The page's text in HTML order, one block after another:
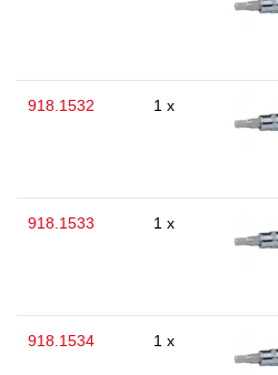
918.1532 1 x
918.1533 1 x
918.1534 1 x